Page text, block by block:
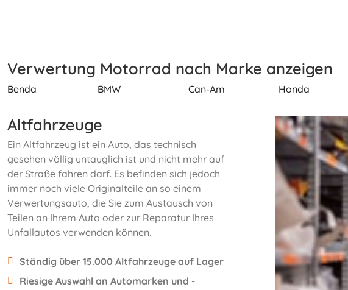
Verwertung Motorrad nach Marke anzeigen
Benda BMW Can-Am Honda
Altfahrzeuge
Ein Altfahrzeug ist ein Auto, das technisch
gesehen völlig untauglich ist und nicht mehr auf
der Straße fahren darf. Es befinden sich jedoch
immer noch viele Originalteile an so einem
Verwertungsauto, die Sie zum Austausch von
Teilen an Ihrem Auto oder zur Reparatur Ihres
Unfallautos verwenden können.
Ständig über 15.000 Altfahrzeuge auf Lager
Riesige Auswahl an Automarken und -